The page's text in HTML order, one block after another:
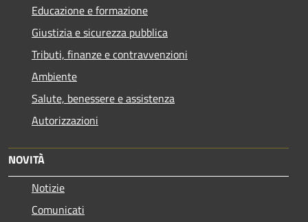
Educazione e formazione
Giustizia e sicurezza pubblica
Tributi, finanze e contravvenzioni
Ambiente
Salute, benessere e assistenza
Autorizzazioni
NOVITÀ
Notizie
Comunicati